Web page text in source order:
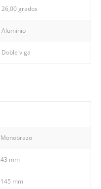
26,00 grados
Aluminio
Doble viga
Monobrazo
43 mm
145 mm